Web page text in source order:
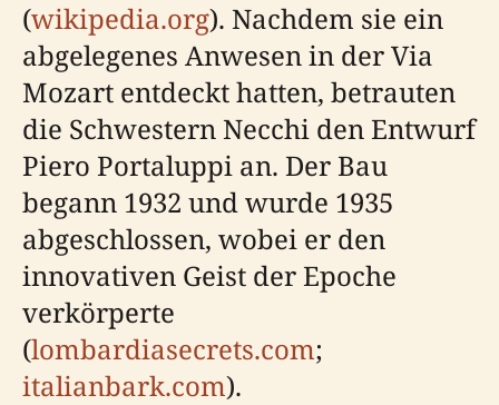
(wikipedia.org). Nachdem sie ein
abgelegenes Anwesen in der Via
Mozart entdeckt hatten, betrauten
die Schwestern Necchi den Entwurf
Piero Portaluppi an. Der Bau
begann 1932 und wurde 1935
abgeschlossen, wobei er den
innovativen Geist der Epoche
verkörperte
(lombardiasecrets.com;
italianbark.com).